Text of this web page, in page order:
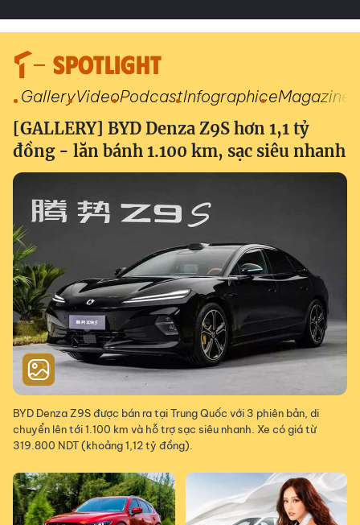
SPOTLIGHT
GalleryVideoPodcastInfographiceMagazine
[GALLERY] BYD Denza Z9S hơn 1,1 tỷ
đồng - lăn bánh 1.100 km, sạc siêu nhanh
BYD Denza Z9S được bán ra tại Trung Quốc với 3 phiên bản, di
chuyển lên tới 1.100 km và hỗ trợ sạc siêu nhanh. Xe có giá từ
319.800 NDT (khoảng 1,12 tỷ đồng).